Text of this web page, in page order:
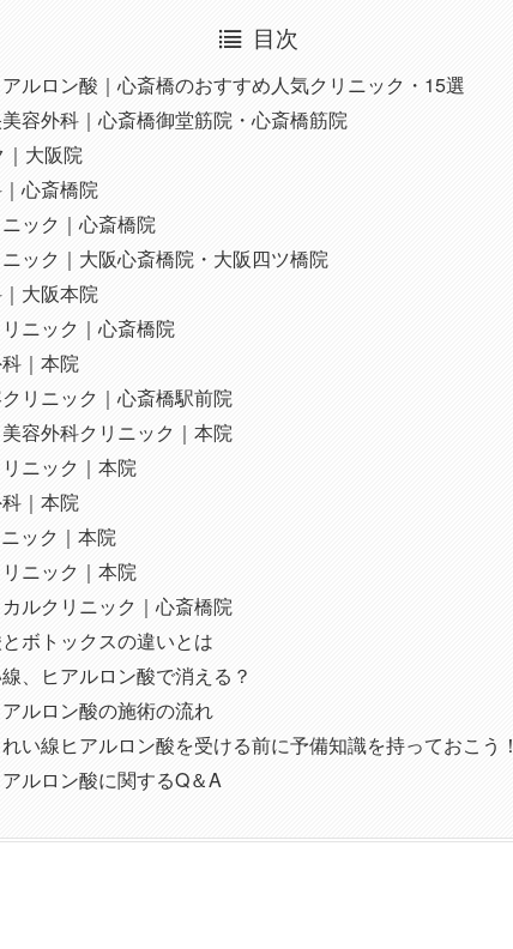
目次
ルロン酸｜心斎橋のおすすめ人気クリニック・15選
容外科｜心斎橋御堂筋院・心斎橋筋院
｜大阪院
心斎橋院
ック｜心斎橋院
ック｜大阪心斎橋院・大阪四ツ橋院
大阪本院
ニック｜心斎橋院
｜本院
リニック｜心斎橋駅前院
容外科クリニック｜本院
ニック｜本院
｜本院
ック｜本院
ニック｜本院
ルクリニック｜心斎橋院
ボトックスの違いとは
、ヒアルロン酸で消える？
ルロン酸の施術の流れ
い線ヒアルロン酸を受ける前に予備知識を持っておこう！
ルロン酸に関するQ＆A